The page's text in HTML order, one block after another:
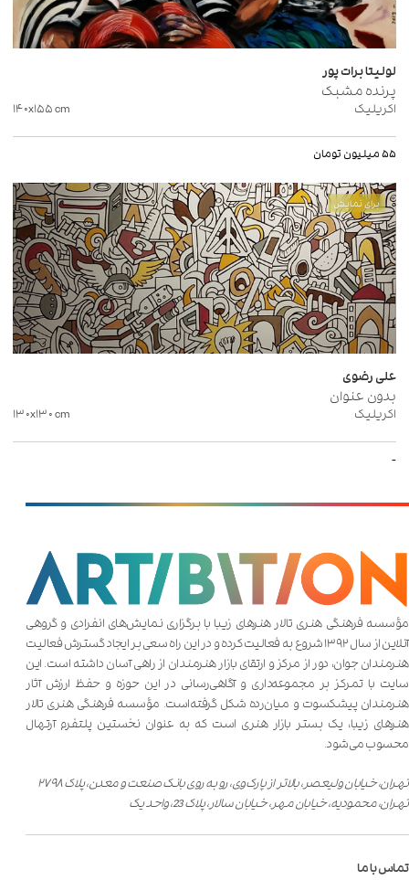
لولیتا برات پور
پرنده مشبک
اکریلیک ۱۴۰x۱۵۵cm
۵۵ میلیون تومان
برای نمایش
علی رضوی
بدون عنوان
اکریلیک ۱۳۰x۱۳۰cm
-
مؤسسه فرهنگی هنری تالار هنر‌های زیبا با برگزاری نمایش‌های انفرادی و گروهی
آنلاین از سال ۱۳۹۲ شروع به فعالیت کرده و در این راه سعی بر ایجاد گسترش فعالیت
هنرمندان جوان، دور از مرکز و ارتقای بازار هنرمندان از راهی آسان داشته است. این
سایت با تمرکز بر مجموعه‌داری و آگاهی‌رسانی در این حوزه و حفظ ارزش آثار
هنرمندان پیشکسوت و میان‌رده شکل گرفته‌است. مؤسسه فرهنگی هنری تالار
هنر‌های زیبا، یک بستر بازار هنری است که به عنوان نخستین پلتفرم آرتهال
محسوب می‌شود.
تهران، خیابان ولیعصر، بالاتر از پارک‌وی، رو به روی بانک صنعت و معدن، پلاک ۲۷۹۸
تهران، محمودیه، خیابان مهر، خیابان سالار، پلاک 23، واحد یک
تماس با ما